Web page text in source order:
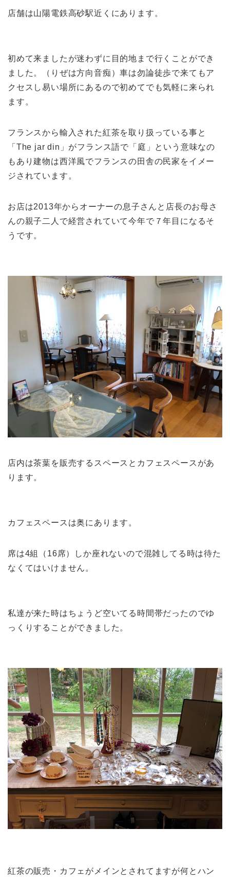
店舗は山陽電鉄高砂駅近くにあります。
初めて来ましたが迷わずに目的地まで行くことができ
ました。（りぜは方向音痴）車は勿論徒歩で来てもア
クセスし易い場所にあるので初めてでも気軽に来られ
ます。
フランスから輸入された紅茶を取り扱っている事と
「The jar din」がフランス語で「庭」という意味なの
もあり建物は西洋風でフランスの田舎の民家をイメー
ジされています。
お店は2013年からオーナーの息子さんと店長のお母さ
んの親子二人で経営されていて今年で７年目になるそ
うです。
店内は茶葉を販売するスペースとカフェスペースがあ
ります。
カフェスペースは奥にあります。
席は4組（16席）しか座れないので混雑してる時は待た
なくてはいけません。
私達が来た時はちょうど空いてる時間帯だったのでゆ
っくりすることができました。
紅茶の販売・カフェがメインとされてますが何とハン